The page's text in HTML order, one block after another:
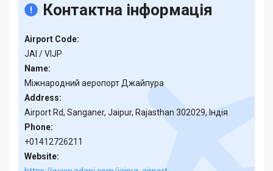
Контактна інформація
Airport Code:
JAI / VIJP
Name:
Міжнародний аеропорт Джайпура
Address:
Airport Rd, Sanganer, Jaipur, Rajasthan 302029, Індія
Phone:
+01412726211
Website: